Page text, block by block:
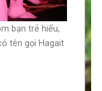
bạn trẻ hiểu,
tên gọi Hagait